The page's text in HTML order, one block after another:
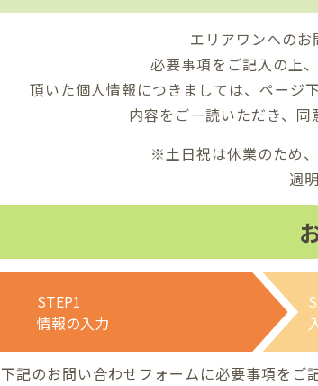
エリアワンへの
必要事項をご記入の上
頂いた個人情報につきましては、ページ
内容をご一読いただき、
※土日祝は休業のため
週
STEP1
情報の入力
下記のお問い合わせフォームに必要事項をご